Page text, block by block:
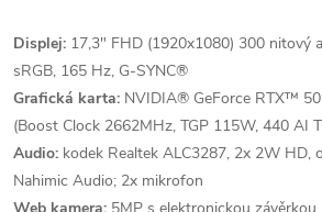
Displej: 17,3" FHD (1920x1080) 300 nitový
sRGB, 165 Hz, G-SYNC®
Grafická karta: NVIDIA® GeForce RTX™
(Boost Clock 2662MHz, TGP 115W, 440 AI
Audio: kodek Realtek ALC3287, 2x 2W HD,
Nahimic Audio; 2x mikrofon